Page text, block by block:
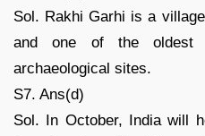
Sol. Rakhi Garhi is a
and one of the oldest
archaeological sites.
S7. Ans(d)
Sol. In October, India will